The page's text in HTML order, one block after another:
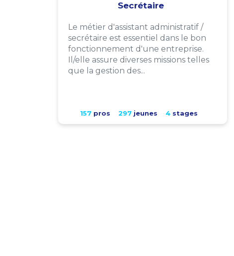
Secrétaire
Le métier d'assistant administratif /
secrétaire est essentiel dans le bon
fonctionnement d'une entreprise.
Il/elle assure diverses missions telles
que la gestion des...
157pros 297jeunes 4stages